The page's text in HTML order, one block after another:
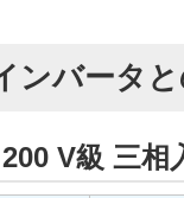
ンバータ
200 V級 三相